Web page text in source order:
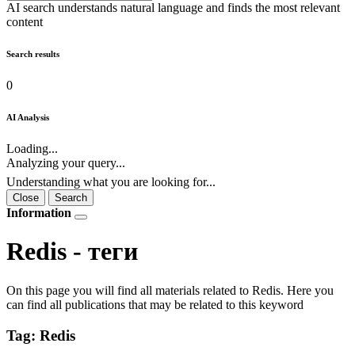
AI search understands natural language and finds the most relevant
content
Search results
0
AI Analysis
Loading...
Analyzing your query...
Understanding what you are looking for...
Close Search
Information
Redis - теги
On this page you will find all materials related to Redis. Here you
can find all publications that may be related to this keyword
Tag: Redis